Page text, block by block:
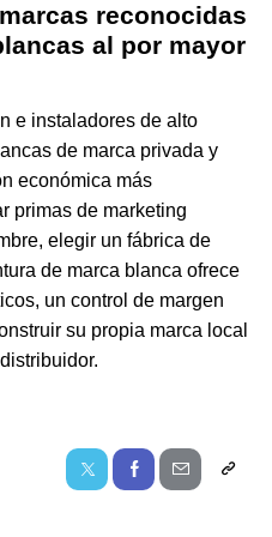
reconocidas
al por mayor
e instaladores de alto
de marca privada y
económica más
primas de marketing
elegir un fábrica de
de marca blanca ofrece
un control de margen
su propia marca local